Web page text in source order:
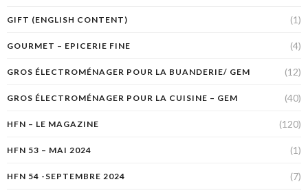
GIFT (ENGLISH CONTENT) (1)
GOURMET – EPICERIE FINE (4)
GROS ÉLECTROMÉNAGER POUR LA BUANDERIE/ GEM (12)
GROS ÉLECTROMÉNAGER POUR LA CUISINE – GEM (40)
HFN – LE MAGAZINE (120)
HFN 53 – MAI 2024 (1)
HFN 54 -SEPTEMBRE 2024 (7)